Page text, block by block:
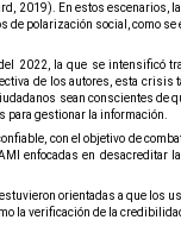
En estos escenarios,
polarización social, como
2022, la que se intensificó
de los autores, esta
sean conscientes de
para gestionar la información.
con el objetivo de
enfocadas en desacreditar
orientadas a que los
la verificación de la